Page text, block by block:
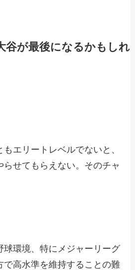
谷が最後になるかもしれ
もエリートレベルでないと、
らせてもらえない。そのチャ
球環境、特にメジャーリーグ
で高水準を維持することの難